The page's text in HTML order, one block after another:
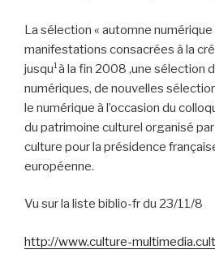
La sélection « automne numérique
manifestations consacrées à la
jusqu¹à la fin 2008 ,une sélection
numériques, de nouvelles
le numérique à l’occasion du
du patrimoine culturel organisé
culture pour la présidence
européenne.
Vu sur la liste biblio-fr du 23/11/8
http://www.culture-